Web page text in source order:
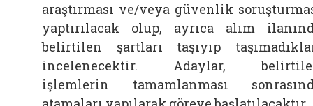
araştırması ve/veya güvenlik
yaptırılacak olup, ayrıca alım
belirtilen şartları taşıyıp
incelenecektir. Adaylar,
işlemlerin tamamlanması